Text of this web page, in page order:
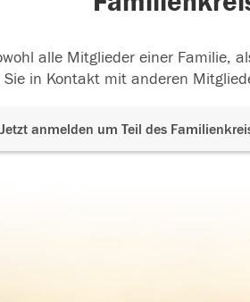
alle Mitglieder einer Familie,
in Kontakt mit anderen
Jetzt anmelden um Teil des